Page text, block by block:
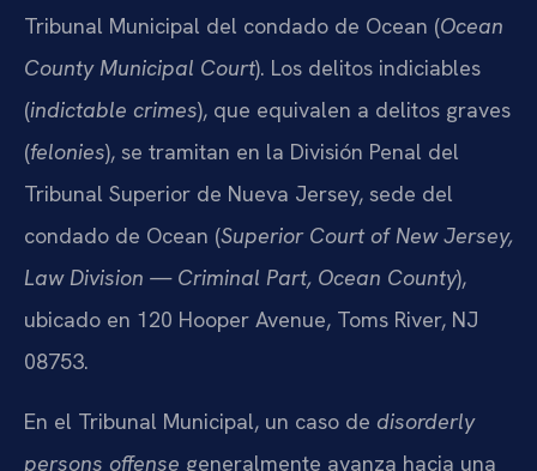
Tribunal Municipal del condado de Ocean (Ocean
County Municipal Court). Los delitos indiciables
(indictable crimes), que equivalen a delitos graves
(felonies), se tramitan en la División Penal del
Tribunal Superior de Nueva Jersey, sede del
condado de Ocean (Superior Court of New Jersey,
Law Division — Criminal Part, Ocean County),
ubicado en 120 Hooper Avenue, Toms River, NJ
08753.
En el Tribunal Municipal, un caso de disorderly
persons offense generalmente avanza hacia una